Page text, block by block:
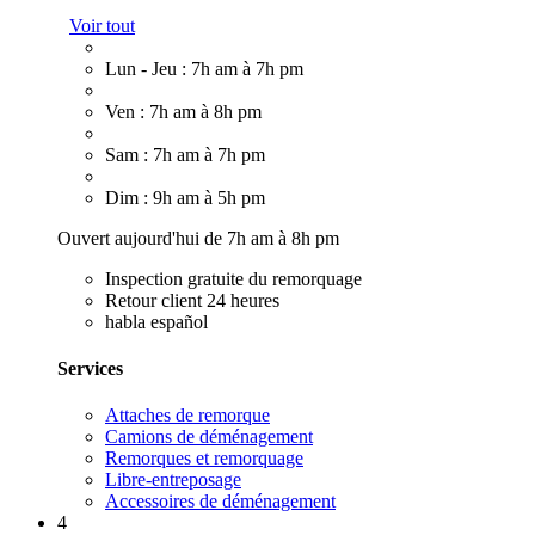
Voir tout
Lun - Jeu : 7h am à 7h pm
Ven : 7h am à 8h pm
Sam : 7h am à 7h pm
Dim : 9h am à 5h pm
Ouvert aujourd'hui de 7h am à 8h pm
Inspection gratuite du remorquage
Retour client 24 heures
habla español
Services
Attaches de remorque
Camions de déménagement
Remorques et remorquage
Libre-entreposage
Accessoires de déménagement
4